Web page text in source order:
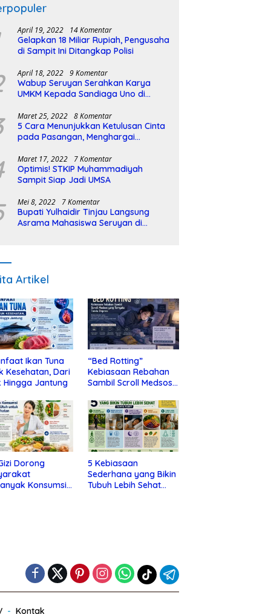
April 19, 2022 14 Komentar
Gelapkan 18 Miliar Rupiah, Pengusaha
di Sampit Ini Ditangkap Polisi
April 18, 2022 9 Komentar
Wabup Seruyan Serahkan Karya
UMKM Kepada Sandiaga Uno di
Maret 25, 2022 8 Komentar
5 Cara Menunjukkan Ketulusan Cinta
pada Pasangan, Menghargai
Maret 17, 2022 7 Komentar
Optimis! STKIP Muhammadiyah
Sampit Siap Jadi UMSA
Mei 8, 2022 7 Komentar
Bupati Yulhaidir Tinjau Langsung
Asrama Mahasiswa Seruyan di
Artikel
Ikan Tuna
Kesehatan, Dari
Hingga Jantung
“Bed Rotting”
Kebiasaan Rebahan
Sambil Scroll Medsos
Depresi
Dorong
Konsumsi
5 Kebiasaan
Sederhana yang Bikin
Tubuh Lebih Sehat
Kontak